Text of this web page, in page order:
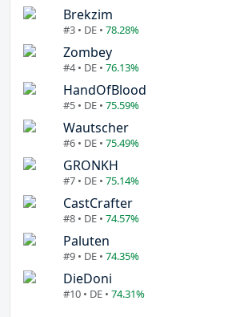
Brekzim
#3 • DE • 78.28%
Zombey
#4 • DE • 76.13%
HandOfBlood
#5 • DE • 75.59%
Wautscher
#6 • DE • 75.49%
GRONKH
#7 • DE • 75.14%
CastCrafter
#8 • DE • 74.57%
Paluten
#9 • DE • 74.35%
DieDoni
#10 • DE • 74.31%